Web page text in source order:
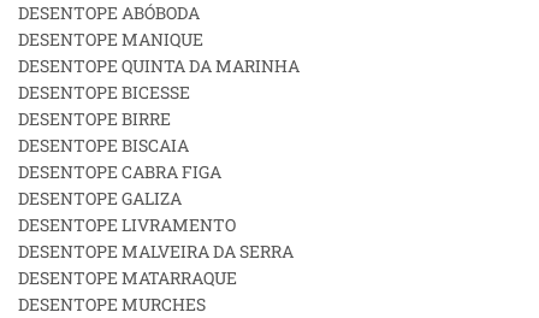
DESENTOPE ABÓBODA
DESENTOPE MANIQUE
DESENTOPE QUINTA DA MARINHA
DESENTOPE BICESSE
DESENTOPE BIRRE
DESENTOPE BISCAIA
DESENTOPE CABRA FIGA
DESENTOPE GALIZA
DESENTOPE LIVRAMENTO
DESENTOPE MALVEIRA DA SERRA
DESENTOPE MATARRAQUE
DESENTOPE MURCHES